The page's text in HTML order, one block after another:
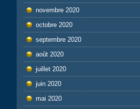
novembre 2020
octobre 2020
septembre 2020
août 2020
juillet 2020
juin 2020
mai 2020